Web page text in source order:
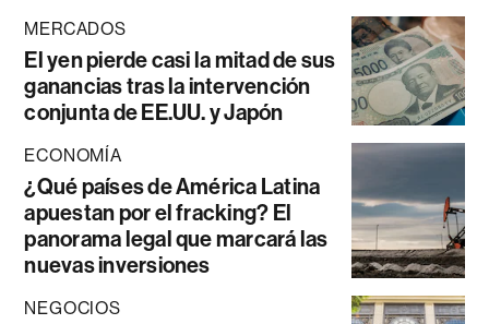
MERCADOS
El yen pierde casi la mitad de sus
ganancias tras la intervención
conjunta de EE.UU. y Japón
ECONOMÍA
¿Qué países de América Latina
apuestan por el fracking? El
panorama legal que marcará las
nuevas inversiones
NEGOCIOS